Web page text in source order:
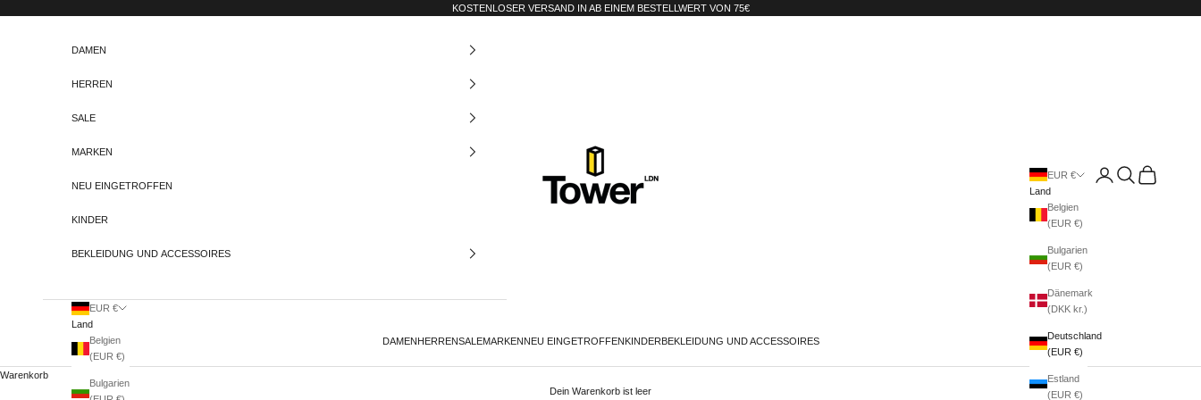
KOSTENLOSER VERSAND IN AB EINEM BESTELLWERT VON 75€
Tower-London.De
DAMEN HERRENSALEMARKEN NEU EINGETROFFEN KINDER BEKLEIDUNG UND ACCESSOIRES
EUR €
Land
Belgien
(EUR €)
Bulgarien
(EUR €)
Dänemark
(DKK kr.)
Deutschland
(EUR €)
Estland
(EUR €)
AnmeldenSuchenWarenkorb
DAMEN
HERREN
SALE
MARKEN
NEU EINGETROFFEN
KINDER
BEKLEIDUNG UND ACCESSOIRES
EUR €
Land
Belgien
(EUR €)
Bulgarien
Warenkorb
Dein Warenkorb ist leer